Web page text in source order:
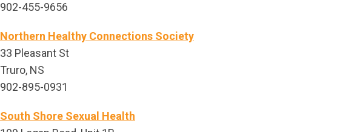
902-455-9656
Northern Healthy Connections Society
33 Pleasant St
Truro, NS
902-895-0931
South Shore Sexual Health